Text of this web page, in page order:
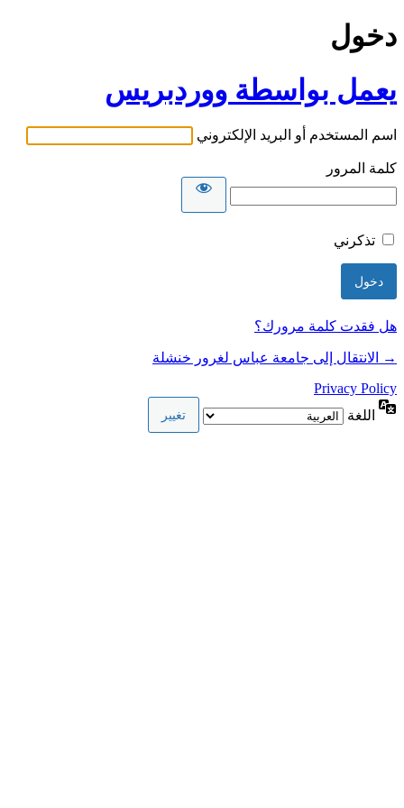
دخول
يعمل بواسطة ووردبريس
اسم المستخدم أو البريد الإلكتروني
كلمة المرور
تذكرني
هل فقدت كلمة مرورك؟
→ الانتقال إلى جامعة عباس لغرور خنشلة
Privacy Policy
اللغة